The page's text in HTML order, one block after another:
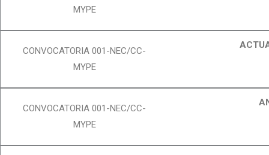
MYPE
CONVOCATORIA 001-NEC/CC-
MYPE
CONVOCATORIA 001-NEC/CC-
MYPE